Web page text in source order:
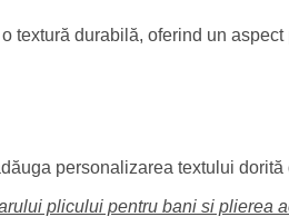
textură durabilă, oferind un aspect
personalizarea textului dorită
plicului pentru bani si plierea